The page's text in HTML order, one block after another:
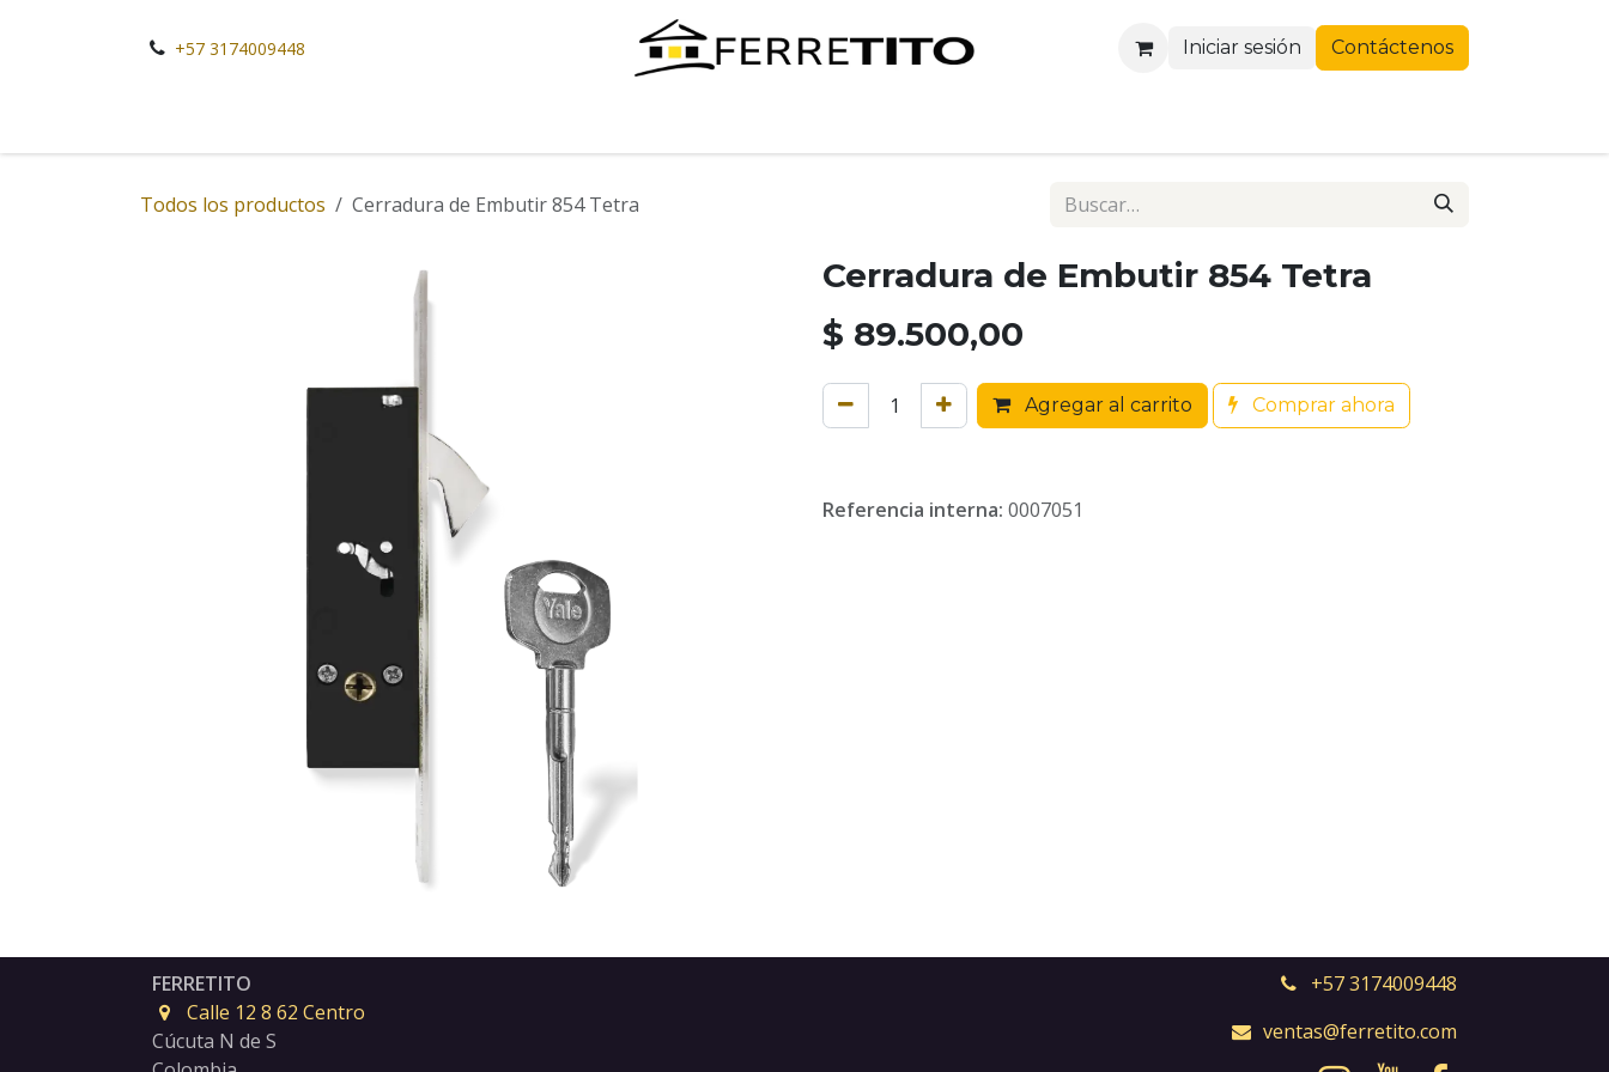
+57 3174009448
Iniciar sesión Contáctenos
Todos los productos Cerradura de Embutir 854 Tetra
Cerradura de Embutir 854 Tetra
$ 89.500,00
Agregar al carrito Comprar ahora
Referencia interna: 0007051
FERRETITO
Calle 12 8 62 Centro
Cúcuta N de S
+57 3174009448
ventas@ferretito.com